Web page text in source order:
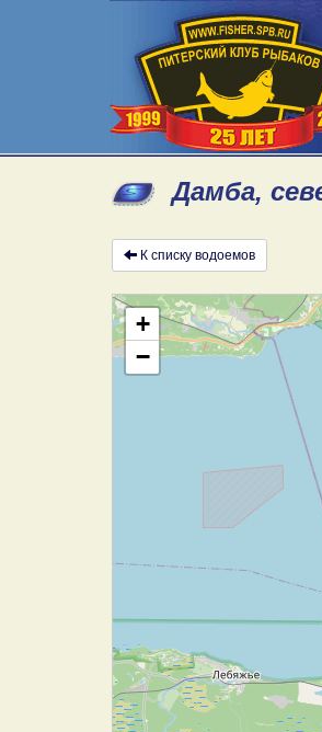
Дамба,
К списку водоемов
+
−